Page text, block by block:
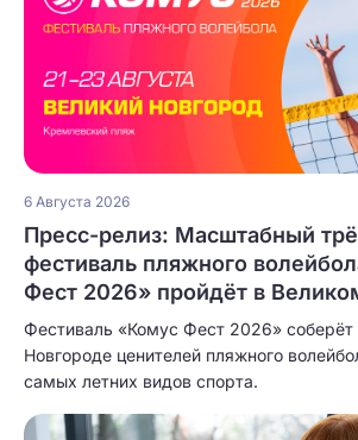
6 Августа 2026
Пресс-релиз: Масштабный
фестиваль пляжного
Фест 2026» пройдёт в
Фестиваль «Комус Фест 2026» соберёт
Новгороде ценителей пляжного
самых летних видов спорта.